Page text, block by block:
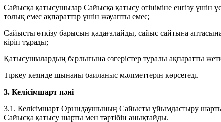
Сайысқа қатысушылар Сайысқа қатысу өтініміне енгізу үшін
толық емес ақпараттар үшін жауапты емес;
Сайысты өткізу барысын қадағалайды, сайыс сайтына
кіріп тұрады;
Қатысушылардың барлығына өзгерістер туралы ақпаратты
Тіркеу кезінде шынайы байланыс мәліметтерін көрсетеді.
3. Келісімшарт пәні
3.1. Келісімшарт Орындаушының Сайысты ұйымдастыру
Сайысқа қатысу шарты мен тәртібін анықтайды.